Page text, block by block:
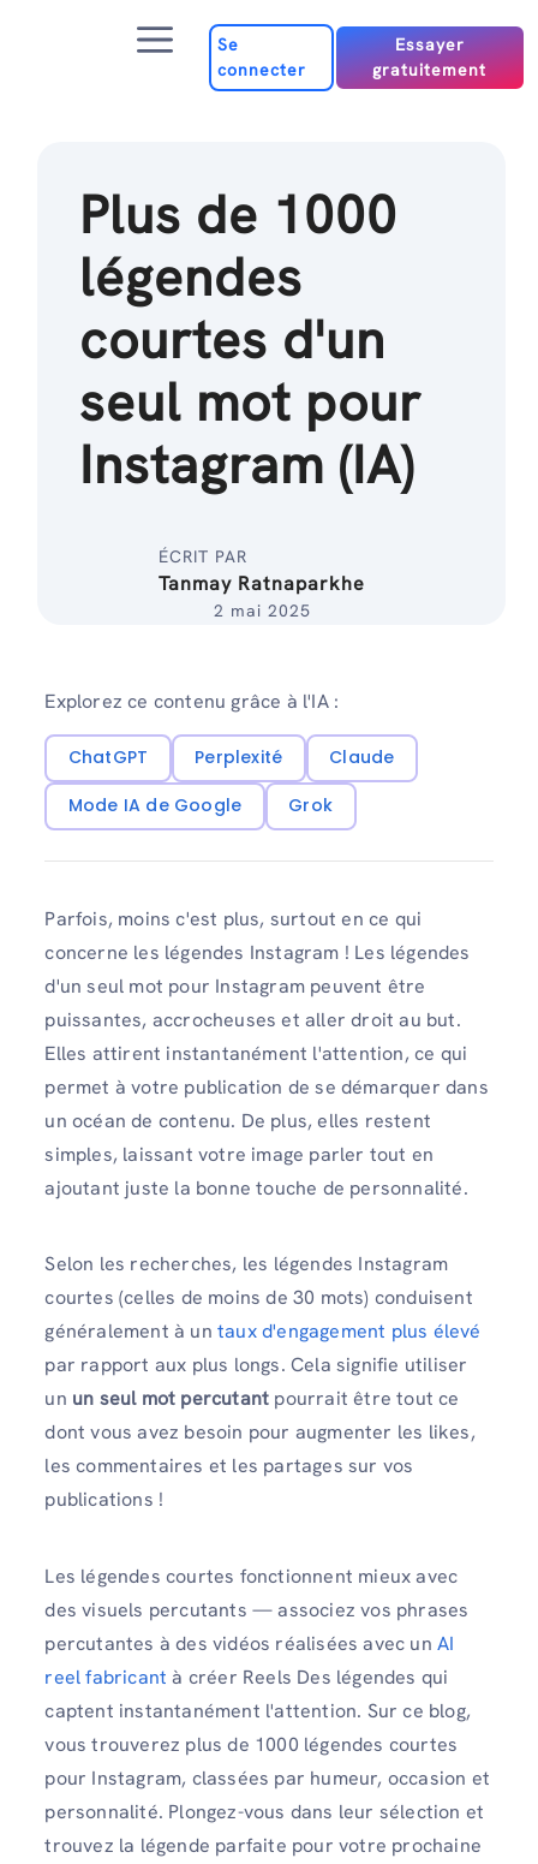
Menu
Se
connecter
Essayer
gratuitement
Plus de 1000
légendes
courtes d'un
seul mot pour
Instagram (IA)
ÉCRIT PAR
Tanmay Ratnaparkhe
2 mai 2025
Explorez ce contenu grâce à l'IA :
ChatGPT Perplexité
Claude
Mode IA de Google
Grok
Parfois, moins c'est plus, surtout en ce qui
concerne les légendes Instagram ! Les légendes
d'un seul mot pour Instagram peuvent être
puissantes, accrocheuses et aller droit au but.
Elles attirent instantanément l'attention, ce qui
permet à votre publication de se démarquer dans
un océan de contenu. De plus, elles restent
simples, laissant votre image parler tout en
ajoutant juste la bonne touche de personnalité.
Selon les recherches, les légendes Instagram
courtes (celles de moins de 30 mots) conduisent
généralement à un taux d'engagement plus élevé
par rapport aux plus longs. Cela signifie utiliser
un un seul mot percutant pourrait être tout ce
dont vous avez besoin pour augmenter les likes,
les commentaires et les partages sur vos
publications !
Les légendes courtes fonctionnent mieux avec
des visuels percutants — associez vos phrases
percutantes à des vidéos réalisées avec un AI
reel fabricant à créer Reels Des légendes qui
captent instantanément l'attention. Sur ce blog,
vous trouverez plus de 1000 légendes courtes
pour Instagram, classées par humeur, occasion et
personnalité. Plongez-vous dans leur sélection et
trouvez la légende parfaite pour votre prochaine